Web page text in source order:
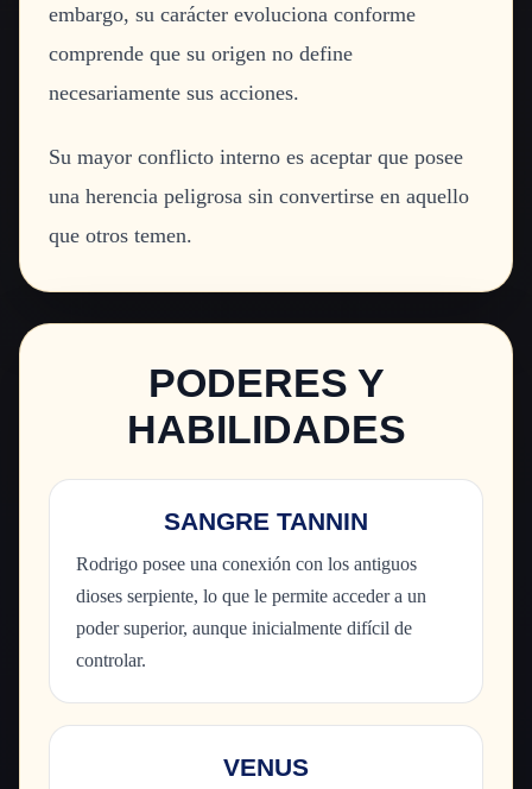
embargo, su carácter evoluciona conforme
comprende que su origen no define
necesariamente sus acciones.
Su mayor conflicto interno es aceptar que posee
una herencia peligrosa sin convertirse en aquello
que otros temen.
PODERES Y
HABILIDADES
SANGRE TANNIN
Rodrigo posee una conexión con los antiguos
dioses serpiente, lo que le permite acceder a un
poder superior, aunque inicialmente difícil de
controlar.
VENUS